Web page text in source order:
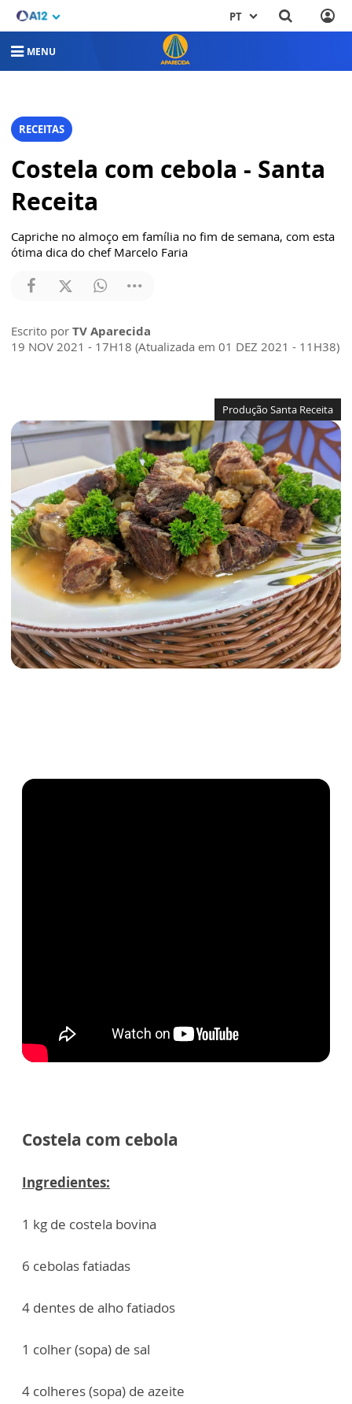
PT
MENU
RECEITAS
Costela com cebola - Santa
Receita
Capriche no almoço em família no fim de semana, com esta
ótima dica do chef Marcelo Faria
Escrito por TV Aparecida
19 NOV 2021 - 17H18 (Atualizada em 01 DEZ 2021 - 11H38)
Produção Santa Receita
Costela com cebola
Ingredientes:
1 kg de costela bovina
6 cebolas fatiadas
4 dentes de alho fatiados
1 colher (sopa) de sal
4 colheres (sopa) de azeite